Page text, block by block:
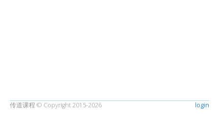
传道课程 © Copyright 2015-2026 login